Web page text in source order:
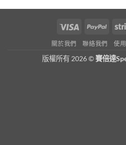
Visa
關於我們 聯絡我們 使
版權所有 2026 ©賽倍達